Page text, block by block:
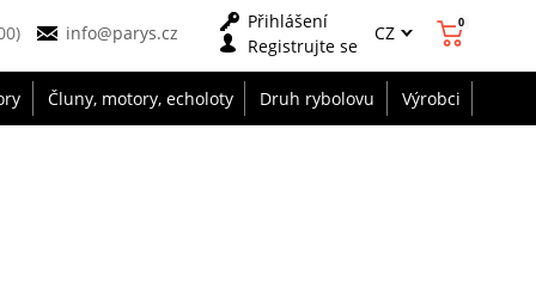
info@parys.cz
Přihlášení
Registrujte se
CZ 0
Čluny, motory, echoloty Druh rybolovu Výrobci